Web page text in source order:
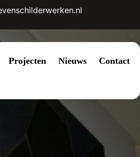
Projecten Nieuws Contact